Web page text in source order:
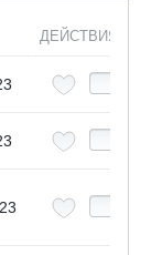
ДЕЙСТВИЯ